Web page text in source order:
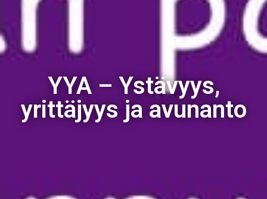
YYA – Ystävyys,
yrittäjyys ja avunanto